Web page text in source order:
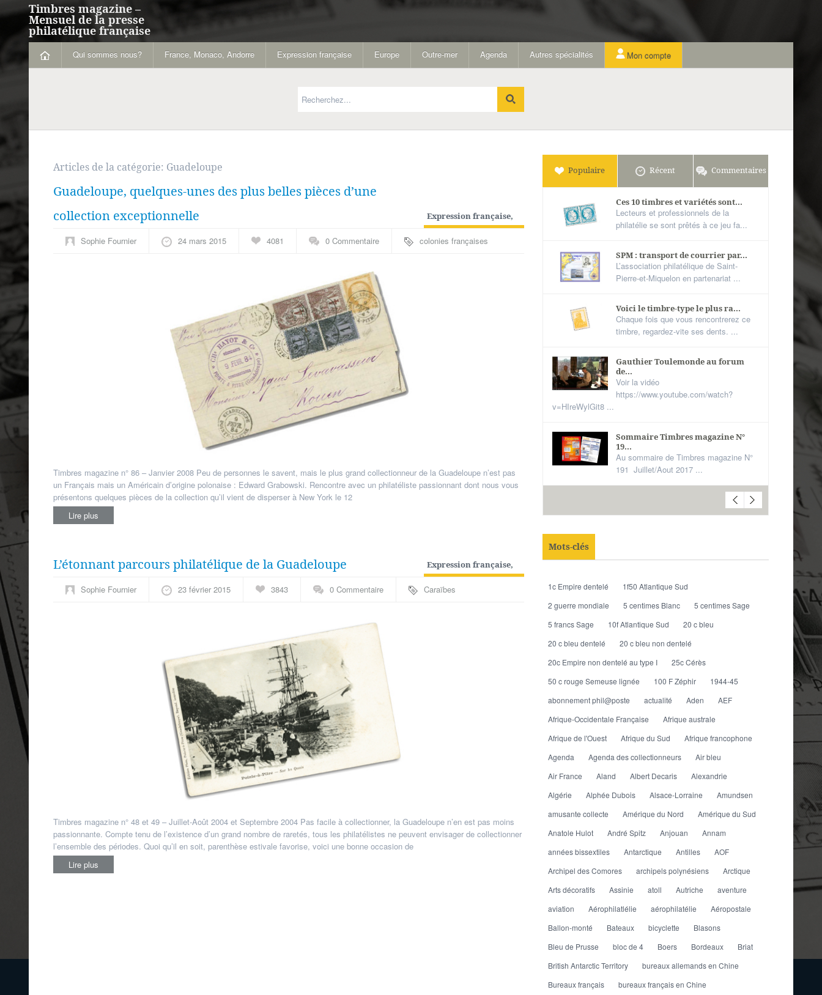
Timbres magazine –
Mensuel de la presse
philatélique française
Qui sommes nous? France, Monaco, Andorre Expression française Europe Outre-mer Agenda Autres spécialités Mon compte
Articles de la catégorie: Guadeloupe
Guadeloupe, quelques-unes des plus belles pièces d’une
collection exceptionnelle
Expression française,
Sophie Fournier 24 mars 2015 4081 0 Commentaire colonies françaises
Timbres magazine n° 86 – Janvier 2008 Peu de personnes le savent, mais le plus grand collectionneur de la Guadeloupe n’est pas
un Français mais un Américain d’origine polonaise : Edward Grabowski. Rencontre avec un philatéliste passionnant dont nous vous
présentons quelques pièces de la collection qu’il vient de disperser à New York le 12
Lire plus
L’étonnant parcours philatélique de la Guadeloupe Expression française,
Sophie Fournier 23 février 2015 3843 0 Commentaire Caraïbes
Timbres magazine n° 48 et 49 – Juillet-Août 2004 et Septembre 2004 Pas facile à collectionner, la Guadeloupe n’en est pas moins
passionnante. Compte tenu de l’existence d’un grand nombre de raretés, tous les philatélistes ne peuvent envisager de collectionner
l’ensemble des périodes. Quoi qu’il en soit, parenthèse estivale favorise, voici une bonne occasion de
Lire plus
Populaire Récent Commentaires
Ces 10 timbres et variétés sont...
Lecteurs et professionnels de la
philatélie se sont prêtés à ce jeu fa...
SPM : transport de courrier par...
L’association philatélique de Saint-
Pierre-et-Miquelon en partenariat ...
Voici le timbre-type le plus ra...
Chaque fois que vous rencontrerez ce
timbre, regardez-vite ses dents. ...
Gauthier Toulemonde au forum
de...
Voir la vidéo
https://www.youtube.com/watch?
v=HIreWylGit8 ...
Sommaire Timbres magazine N°
19...
Au sommaire de Timbres magazine N°
191 Juillet/Aout 2017 ...
Mots-clés
1c Empire dentelé
1f50 Atlantique Sud
2 guerre mondiale
5 centimes Blanc
5 centimes Sage
5 francs Sage
10f Atlantique Sud
20 c bleu
20 c bleu dentelé
20 c bleu non dentelé
20c Empire non dentelé au type I
25c Cérès
50 c rouge Semeuse lignée
100 F Zéphir
1944-45
abonnement phil@poste
actualité Aden
AEF
Afrique-Occidentale Française
Afrique australe
Afrique de l'Ouest
Afrique du Sud
Afrique francophone
Agenda
Agenda des collectionneurs
Air bleu
Air France
Aland Albert Decaris
Alexandrie
Algérie
Alphée Dubois Alsace-Lorraine
Amundsen
amusante collecte
Amérique du Nord
Amérique du Sud
Anatole Hulot
André Spitz Anjouan
Annam
années bissextiles
Antarctique Antilles
AOF
Archipel des Comores
archipels polynésiens
Arctique
Arts décoratifs
Assinie atoll Autriche
aventure
aviation
Aérophilatlélie aérophilatélie
Aéropostale
Ballon-monté
Bateaux bicyclette
Blasons
Bleu de Prusse
bloc de 4 Boers Bordeaux
Briat
British Antarctic Territory
bureaux allemands en Chine
Bureaux français
bureaux français en Chine